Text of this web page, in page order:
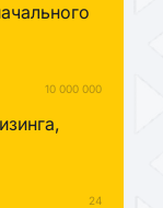
10 000 000
24